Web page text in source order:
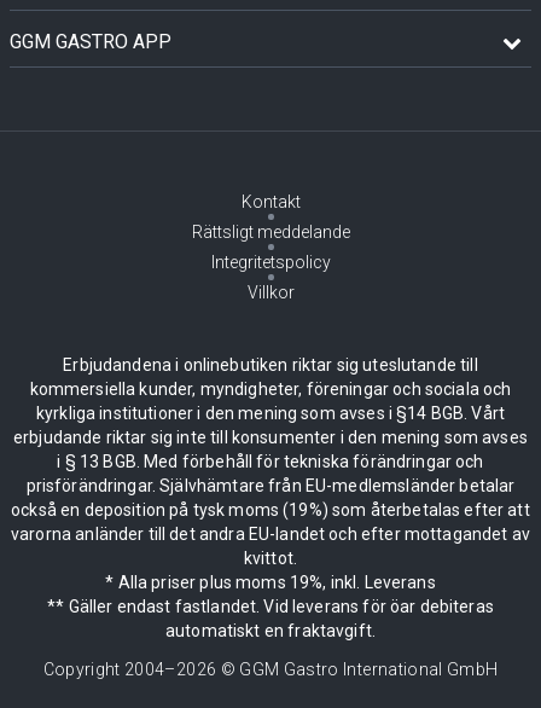
GGM GASTRO APP
Kontakt
Rättsligt meddelande
Integritetspolicy
Villkor
Erbjudandena i onlinebutiken riktar sig uteslutande till
kommersiella kunder, myndigheter, föreningar och sociala och
kyrkliga institutioner i den mening som avses i §14 BGB. Vårt
erbjudande riktar sig inte till konsumenter i den mening som avses
i § 13 BGB. Med förbehåll för tekniska förändringar och
prisförändringar. Självhämtare från EU-medlemsländer betalar
också en deposition på tysk moms (19%) som återbetalas efter att
varorna anländer till det andra EU-landet och efter mottagandet av
kvittot.
* Alla priser plus moms 19%, inkl. Leverans
** Gäller endast fastlandet. Vid leverans för öar debiteras
automatiskt en fraktavgift.
Copyright 2004–2026 © GGM Gastro International GmbH